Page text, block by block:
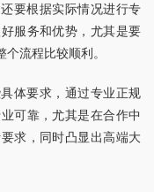
要根据实际情况进行专
服务和优势，尤其是要
流程比较顺利。
体要求，通过专业正规
可靠，尤其是在合作中
求，同时凸显出高端大